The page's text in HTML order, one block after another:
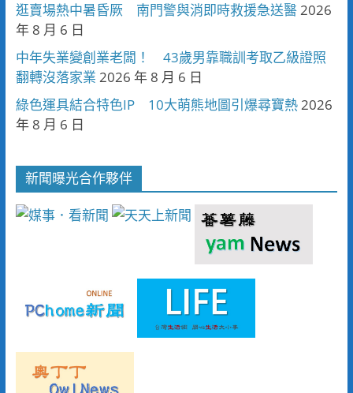
逛賣場熱中暑昏厥 南門警與消即時救援急送醫2026
年 8 月 6 日
中年失業變創業老闆！ 43歲男靠職訓考取乙級證照
翻轉沒落家業 2026 年 8 月 6 日
綠色運具結合特色IP 10大萌熊地圖引爆尋寶熱2026
年 8 月 6 日
新聞曝光合作夥伴